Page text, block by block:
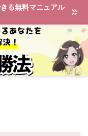
る無料マニュアル